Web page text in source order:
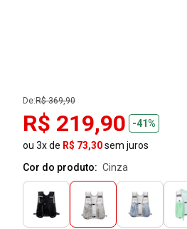
De:R$ 369,90
R$ 219,90
-41%
ou 3x de R$ 73,30sem juros
Cor do produto:
cinza